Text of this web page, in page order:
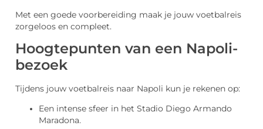
Met een goede voorbereiding maak je jouw voetbalreis
zorgeloos en compleet.
Hoogtepunten van een Napoli-
bezoek
Tijdens jouw voetbalreis naar Napoli kun je rekenen op:
Een intense sfeer in het Stadio Diego Armando
Maradona.